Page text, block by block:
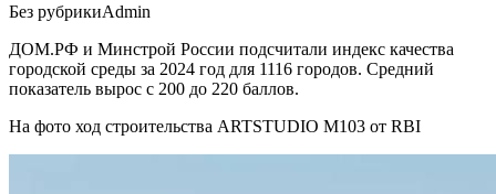
Без рубрикиAdmin
ДОМ.РФ и Минстрой России подсчитали индекс качества
городской среды за 2024 год для 1116 городов. Средний
показатель вырос с 200 до 220 баллов.
На фото ход строительства ARTSTUDIO М103 от RBI